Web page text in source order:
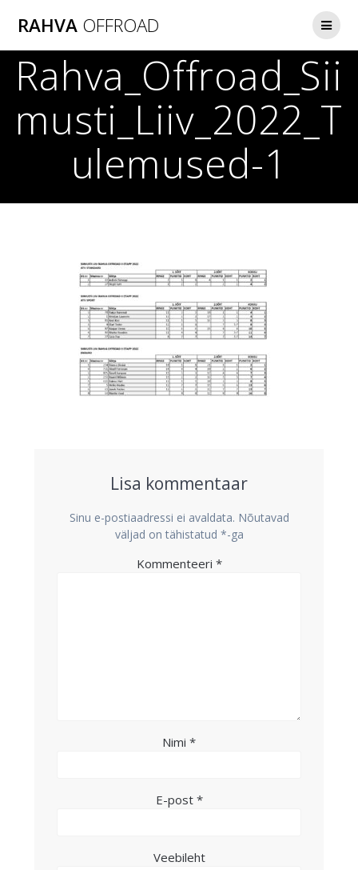
RAHVA OFFROAD
Rahva_Offroad_Sii
musti_Liiv_2022_T
ulemused-1
Lisa kommentaar
Sinu e-postiaadressi ei avaldata. Nõutavad
väljad on tähistatud *-ga
Kommenteeri *
Nimi *
E-post *
Veebileht